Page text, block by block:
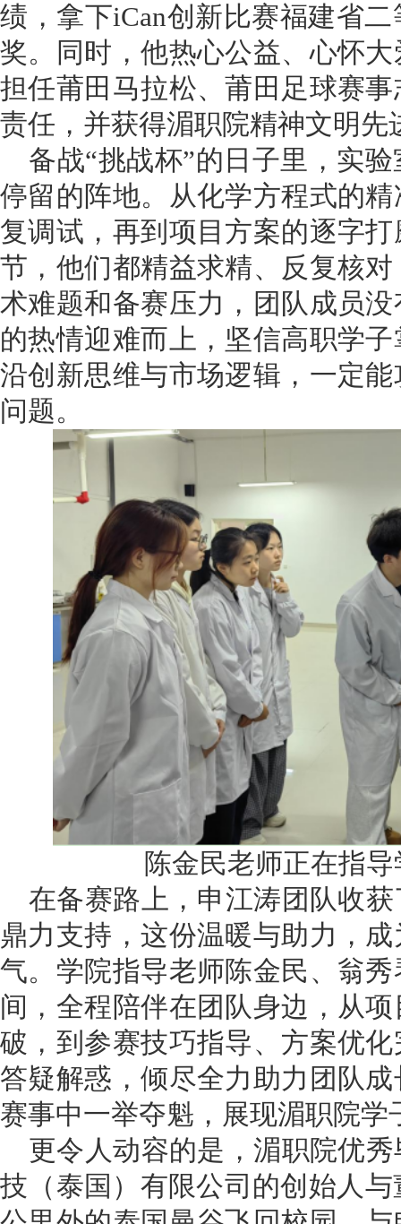
绩，拿下iCan创新比赛福建省
奖。同时，他热心公益、心怀
担任莆田马拉松、莆田足球赛
责任，并获得湄职院精神文明先
备战“挑战杯”的日子里，实
停留的阵地。从化学方程式的
复调试，再到项目方案的逐字
节，他们都精益求精、反复核
术难题和备赛压力，团队成员
的热情迎难而上，坚信高职学
沿创新思维与市场逻辑，一定
问题。
陈金民老师正在指
在备赛路上，申江涛团队收
鼎力支持，这份温暖与助力，
气。学院指导老师陈金民、翁
间，全程陪伴在团队身边，从
破，到参赛技巧指导、方案优
答疑解惑，倾尽全力助力团队
赛事中一举夺魁，展现湄职院
更令人动容的是，湄职院优
技（泰国）有限公司的创始人